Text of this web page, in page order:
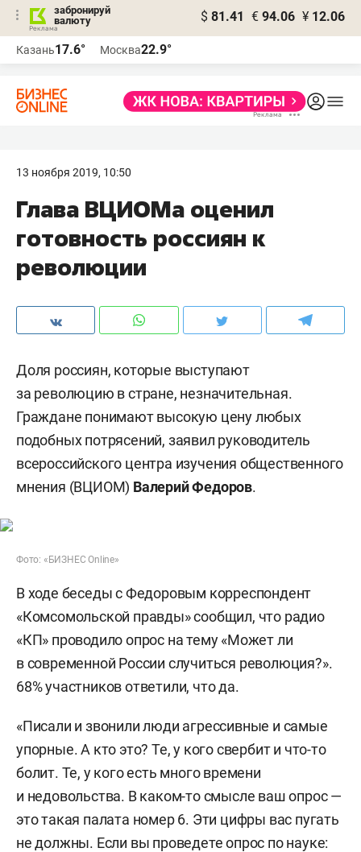
забронируй
валюту
$ 81.41 € 94.06 ¥ 12.06
Казань17.6° Москва22.9°
13 ноября 2019, 10:50
Глава ВЦИОМа оценил
готовность россиян к
революции
Доля россиян, которые выступают
за революцию в стране, незначительная.
Граждане понимают высокую цену любых
подобных потрясений, заявил руководитель
всероссийского центра изучения общественного
мнения (ВЦИОМ) Валерий Федоров.
Фото: «БИЗНЕС Online»
В ходе беседы с Федоровым корреспондент
«Комсомольской правды» сообщил, что радио
«КП» проводило опрос на тему «Может ли
в современной России случиться революция?».
68% участников ответили, что да.
«Писали и звонили люди агрессивные и самые
упорные. А кто это? Те, у кого свербит и что-то
болит. Те, у кого есть много времени
и недовольства. В каком-то смысле ваш опрос —
это такая палата номер 6. Эти цифры вас пугать
не должны. Если вы проведете опрос по науке: